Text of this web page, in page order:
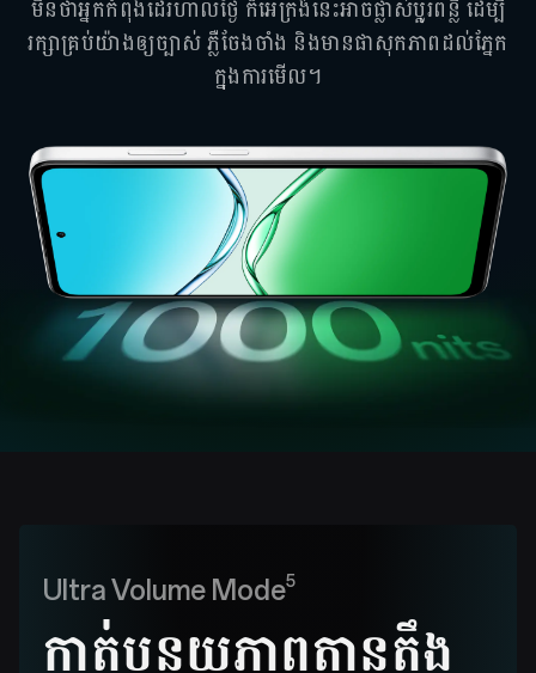
មិនថាអ្នកកំពុងដើរហាលថ្ងៃ ក៏អេក្រង់នេះអាចផ្លាស់ប្តូរពន្លឺ ដើម្បី
រក្សាគ្រប់យ៉ាងឲ្យច្បាស់ ភ្លឺចែងចាំង និងមានផាសុកភាពដល់ភ្នែក
ក្នុងការមើល។
Ultra Volume Mode5
កាត់បន្ថយភាពតានតឹង